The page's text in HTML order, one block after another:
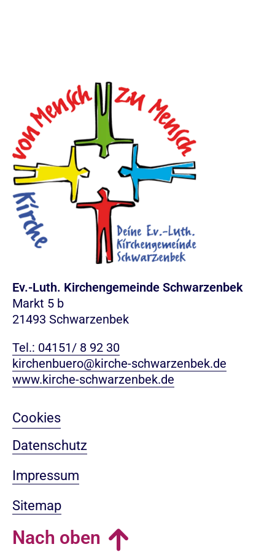
Ev.-Luth. Kirchengemeinde Schwarzenbek
Markt 5 b
21493 Schwarzenbek
Tel.: 04151/ 8 92 30
kirchenbuero@kirche-schwarzenbek.de
www.kirche-schwarzenbek.de
Cookies
Datenschutz
Impressum
Sitemap
Nach oben